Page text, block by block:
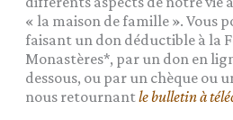
« la maison de famille ». Vous
faisant un don déductible à la
Monastères*, par un don en
dessous, ou par un chèque ou
nous retournantle bulletin à